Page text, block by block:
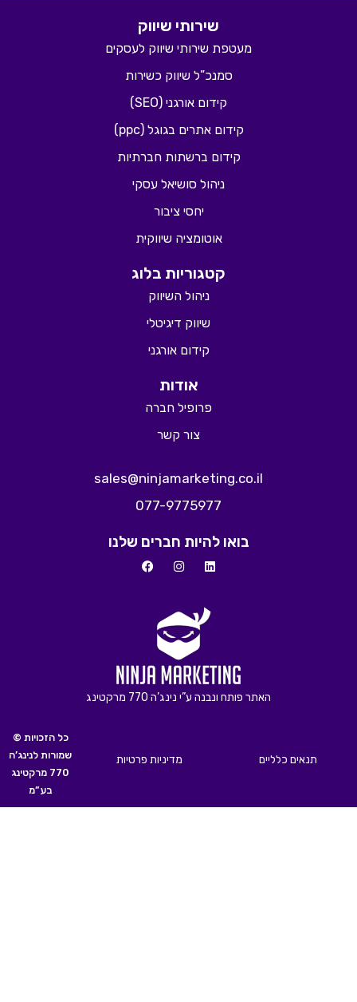
שירותי שיווק
מעטפת שירותי שיווק לעסקים
סמנכ”ל שיווק כשירות
קידום אורגני (SEO)
קידום אתרים בגוגל (ppc)
קידום ברשתות חברתיות
ניהול סושיאל עסקי
יחסי ציבור
אוטומציה שיווקית
קטגוריות בלוג
ניהול השיווק
שיווק דיגיטלי
קידום אורגני
אודות
פרופיל חברה
צור קשר
sales@ninjamarketing.co.il
077-9775977
בואו להיות חברים שלנו
האתר פותח ונבנה ע”י נינג’ה 770 מרקטינג
תנאים כלליים מדיניות פרטיות
© כל הזכויות
שמורות לנינג’ה
770 מרקטינג
בע”מ